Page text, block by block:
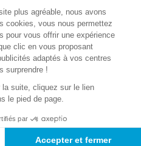
du
plus agréable, nous avons
cookies, vous nous permettez
pour vous offrir une expérience
clic en vous proposant
adaptés à vos centres
surprendre !
la suite, cliquez sur le lien
le pied de page.
par
Accepter et fermer